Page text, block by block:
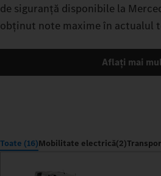
de siguranță disponibile la
obținut note maxime în actualul
Aflați mai
Toate (16)Mobilitate electrică(2)